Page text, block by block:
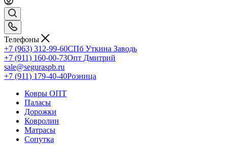
Телефоны
+7 (963) 312-99-60СПб Уткина Заводь
+7 (911) 160-00-73Опт Дмитрий
sale@seguraspb.ru
+7 (911) 179-40-40Розница
Ковры ОПТ
Паласы
Дорожки
Ковролин
Матрасы
Сопутка